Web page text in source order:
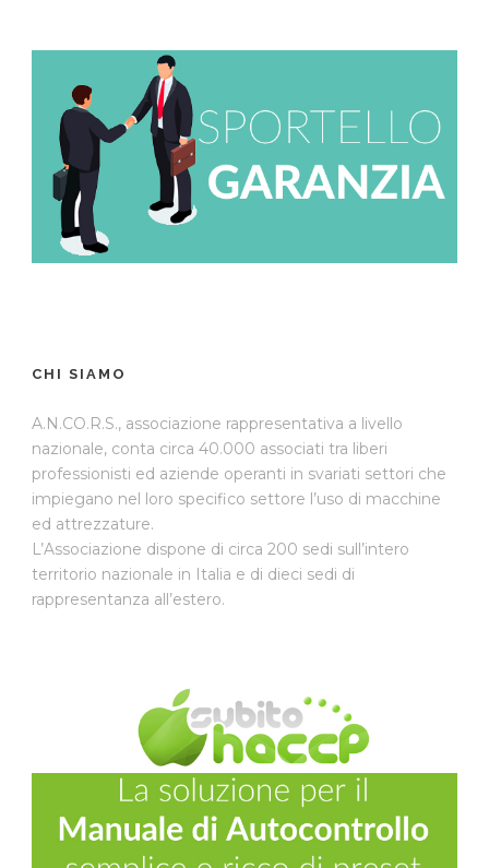
CHI SIAMO
A.N.CO.R.S., associazione rappresentativa a livello
nazionale, conta circa 40.000 associati tra liberi
professionisti ed aziende operanti in svariati settori che
impiegano nel loro specifico settore l’uso di macchine
ed attrezzature.
L’Associazione dispone di circa 200 sedi sull’intero
territorio nazionale in Italia e di dieci sedi di
rappresentanza all’estero.